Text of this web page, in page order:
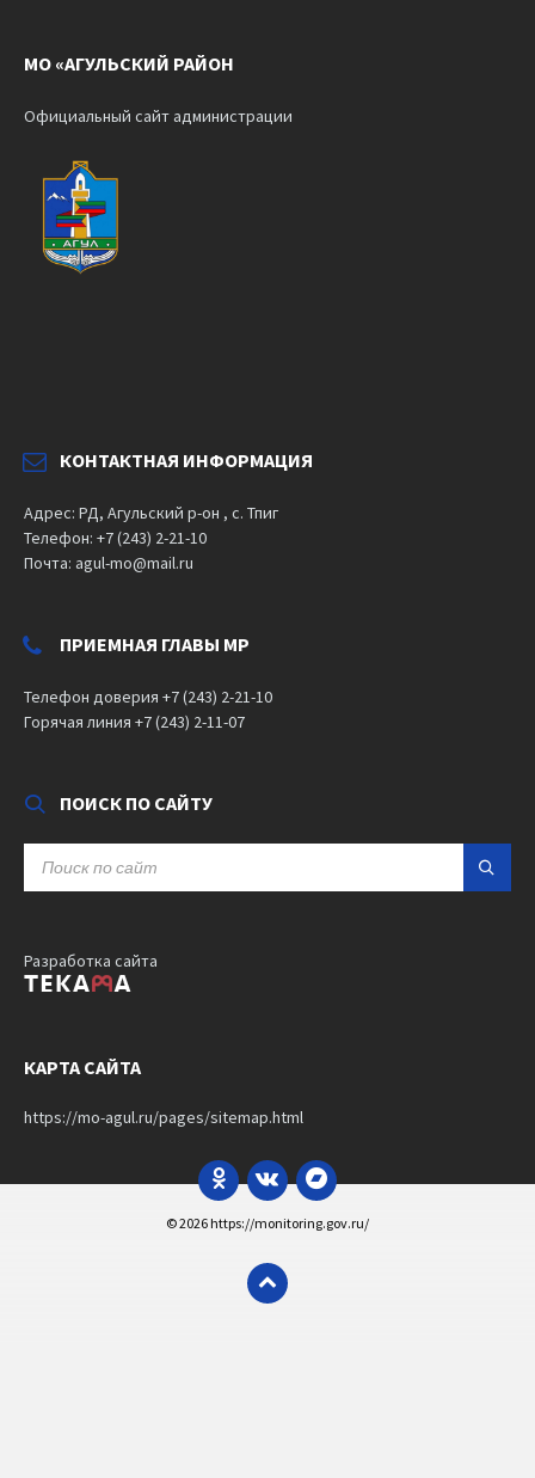
МО «АГУЛЬСКИЙ РАЙОН
Официальный сайт администрации
КОНТАКТНАЯ ИНФОРМАЦИЯ
Адрес: РД, Агульский р-он , с. Тпиг
Телефон: +7 (243) 2-21-10
Почта: agul-mo@mail.ru
ПРИЕМНАЯ ГЛАВЫ МР
Телефон доверия +7 (243) 2-21-10
Горячая линия +7 (243) 2-11-07
ПОИСК ПО САЙТУ
Разработка сайта
КАРТА САЙТА
https://mo-agul.ru/pages/sitemap.html
Odnoklassniki
VK Bandcamp
© 2026 https://monitoring.gov.ru/